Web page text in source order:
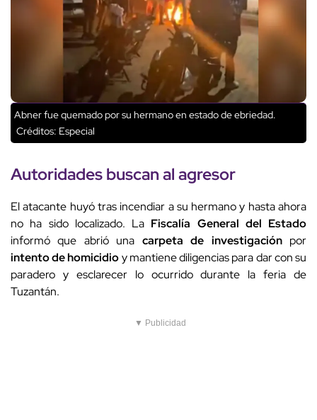
Abner fue quemado por su hermano en estado de ebriedad.
Créditos: Especial
Autoridades buscan al agresor
El atacante huyó tras incendiar a su hermano y hasta ahora
no ha sido localizado. La Fiscalía General del Estado
informó que abrió una carpeta de investigaciónpor
intento de homicidioy mantiene diligencias para dar con su
paradero y esclarecer lo ocurrido durante la feria de
Tuzantán.
▼ Publicidad